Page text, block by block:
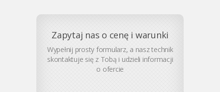
Zapytaj nas o cenę i warunki
Wypełnij prosty formularz, a nasz technik
skontaktuje się z Tobą i udzieli informacji
o ofercie